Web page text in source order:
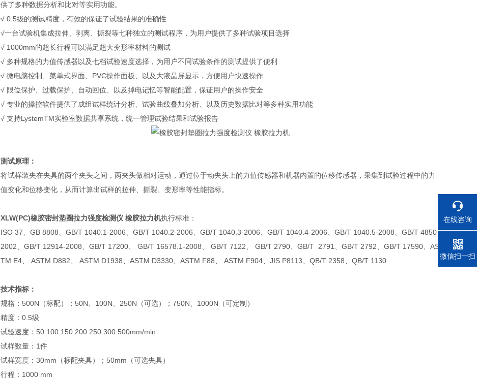
供了多种数据分析和比对等实用功能。
√ 0.5级的测试精度，有效的保证了试验结果的准确性
√一台试验机集成拉伸、剥离、撕裂等七种独立的测试程序，为用户提供了多种试验项目选择
√ 1000mm的超长行程可以满足超大变形率材料的测试
√ 多种规格的力值传感器以及七档试验速度选择，为用户不同试验条件的测试提供了便利
√ 微电脑控制、菜单式界面、PVC操作面板、以及大液晶屏显示，方便用户快速操作
√ 限位保护、过载保护、自动回位、以及掉电记忆等智能配置，保证用户的操作安全
√ 专业的操控软件提供了成组试样统计分析、试验曲线叠加分析、以及历史数据比对等多种实用功能
√ 支持LystemTM实验室数据共享系统，统一管理试验结果和试验报告
测试原理：
将试样装夹在夹具的两个夹头之间，两夹头做相对运动，通过位于动夹头上的力值传感器和机器内置的位移传感器，采集到试验过程中的力
值变化和位移变化，从而计算出试样的拉伸、撕裂、变形率等性能指标。
XLW(PC)橡胶密封垫圈拉力强度检测仪 橡胶拉力机执行标准：
ISO 37、GB 8808、GB/T 1040.1-2006、GB/T 1040.2-2006、GB/T 1040.3-2006、GB/T 1040.4-2006、GB/T 1040.5-2008、GB/T 4850-
2002、GB/T 12914-2008、GB/T 17200、 GB/T 16578.1-2008、 GB/T 7122、 GB/T 2790、GB/T 2791、GB/T 2792、GB/T 17590、AS
TM E4、 ASTM D882、 ASTM D1938、ASTM D3330、ASTM F88、 ASTM F904、JIS P8113、QB/T 2358、QB/T 1130
技术指标：
规格：500N（标配）；50N、100N、250N（可选）；750N、1000N（可定制）
精度：0.5级
试验速度：50 100 150 200 250 300 500mm/min
试样数量：1件
试样宽度：30mm（标配夹具）；50mm（可选夹具）
行程：1000 mm
在线咨询
电话
微信扫一扫